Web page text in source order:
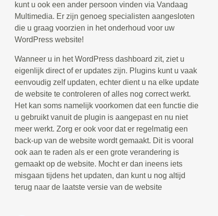
kunt u ook een ander persoon vinden via Vandaag
Multimedia. Er zijn genoeg specialisten aangesloten
die u graag voorzien in het onderhoud voor uw
WordPress website!
Wanneer u in het WordPress dashboard zit, ziet u
eigenlijk direct of er updates zijn. Plugins kunt u vaak
eenvoudig zelf updaten, echter dient u na elke update
de website te controleren of alles nog correct werkt.
Het kan soms namelijk voorkomen dat een functie die
u gebruikt vanuit de plugin is aangepast en nu niet
meer werkt. Zorg er ook voor dat er regelmatig een
back-up van de website wordt gemaakt. Dit is vooral
ook aan te raden als er een grote verandering is
gemaakt op de website. Mocht er dan ineens iets
misgaan tijdens het updaten, dan kunt u nog altijd
terug naar de laatste versie van de website